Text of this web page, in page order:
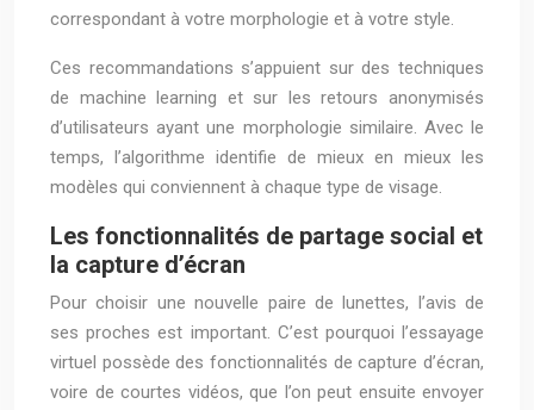
correspondant à votre morphologie et à votre style.
Ces recommandations s’appuient sur des techniques
de machine learning et sur les retours anonymisés
d’utilisateurs ayant une morphologie similaire. Avec le
temps, l’algorithme identifie de mieux en mieux les
modèles qui conviennent à chaque type de visage.
Les fonctionnalités de partage social et
la capture d’écran
Pour choisir une nouvelle paire de lunettes, l’avis de
ses proches est important. C’est pourquoi l’essayage
virtuel possède des fonctionnalités de capture d’écran,
voire de courtes vidéos, que l’on peut ensuite envoyer